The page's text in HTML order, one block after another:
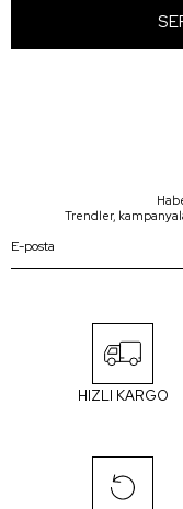
Trendler,
HIZLI KARGO